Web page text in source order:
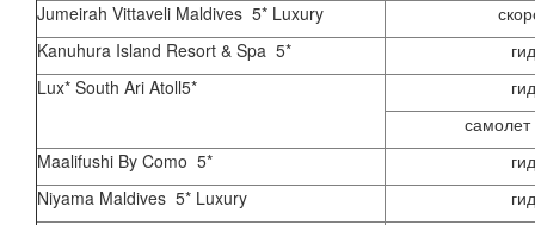
Jumeirah Vittaveli Maldives 5* Luxury
Kanuhura Island Resort & Spa 5*
Lux* South Ari Atoll5*
Maalifushi By Como 5*
Niyama Maldives 5* Luxury